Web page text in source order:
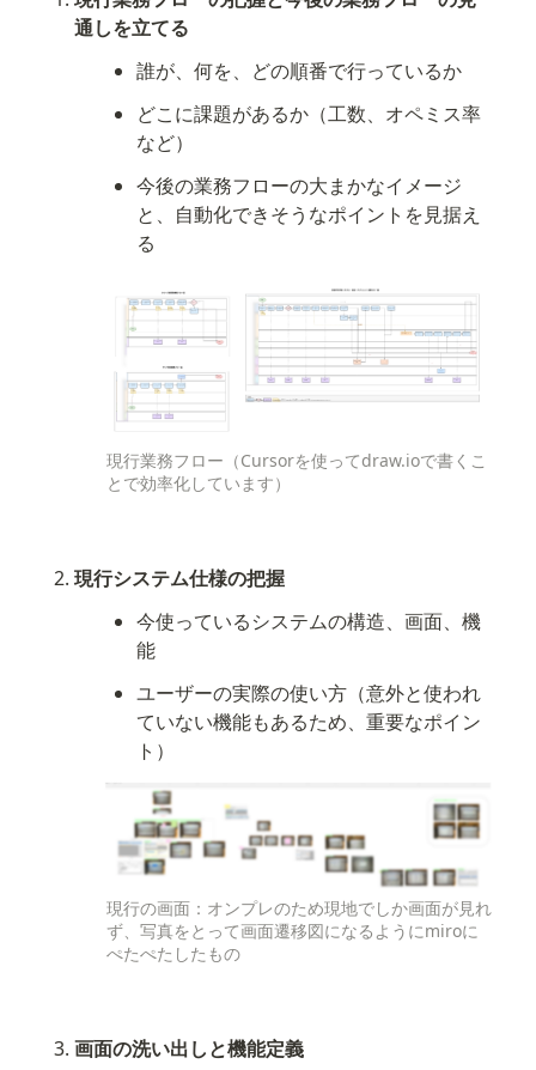
通しを立てる
誰が、何を、どの順番で行っているか
どこに課題があるか（工数、オペミス率
など）
今後の業務フローの大まかなイメージ
と、自動化できそうなポイントを見据え
る
現行業務フロー（Cursorを使ってdraw.ioで書くこ
とで効率化しています）
現行システム仕様の把握
今使っているシステムの構造、画面、機
能
ユーザーの実際の使い方（意外と使われ
ていない機能もあるため、重要なポイン
ト）
現行の画面：オンプレのため現地でしか画面が見れ
ず、写真をとって画面遷移図になるようにmiroに
ぺたぺたしたもの
画面の洗い出しと機能定義